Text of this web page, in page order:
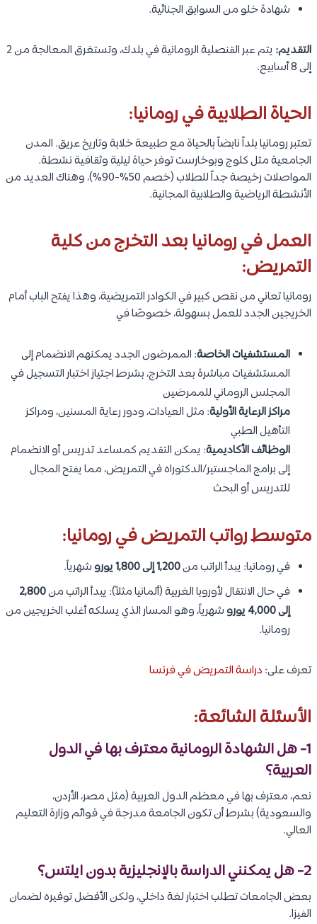
شهادة خلو من السوابق الجنائية.
التقديم:
يتم عبر القنصلية الرومانية في بلدك، وتستغرق المعالجة من 2
إلى 8 أسابيع.
الحياة الطلابية في رومانيا:
تعتبر رومانيا بلداً نابضاً بالحياة مع طبيعة خلابة وتاريخ عريق. المدن
الجامعية مثل كلوج وبوخارست توفر حياة ليلية وثقافية نشطة.
المواصلات رخيصة جداً للطلاب (خصم 50%-90%)، وهناك العديد من
الأنشطة الرياضية والطلابية المجانية.
العمل في رومانيا بعد التخرج من كلية
التمريض:
رومانيا تعاني من نقص كبير في الكوادر التمريضية، وهذا يفتح الباب أمام
الخريجين الجدد للعمل بسهولة، خصوصًا في
المستشفيات الخاصة: الممرضون الجدد يمكنهم الانضمام إلى
المستشفيات مباشرة بعد التخرج، بشرط اجتياز اختبار التسجيل في
المجلس الروماني للممرضين
مراكز الرعاية الأولية: مثل العيادات، ودور رعاية المسنين، ومراكز
التأهيل الطبي
الوظائف الأكاديمية: يمكن التقديم كمساعد تدريس أو الانضمام
إلى برامج الماجستير/الدكتوراه في التمريض، مما يفتح المجال
للتدريس أو البحث
متوسط رواتب التمريض في رومانيا:
في رومانيا: يبدأ الراتب من1,200 إلى 1,800 يورو
شهرياً.
في حال الانتقال لأوروبا الغربية (ألمانيا مثلاً): يبدأ الراتب من2,800
إلى 4,000 يورو
شهرياً، وهو المسار الذي يسلكه أغلب الخريجين من
رومانيا.
تعرف على: دراسة التمريض في فرنسا
الأسئلة الشائعة:
1- هل الشهادة الرومانية معترف بها في الدول
العربية؟
نعم، معترف بها في معظم الدول العربية (مثل مصر، الأردن،
والسعودية) بشرط أن تكون الجامعة مدرجة في قوائم وزارة التعليم
العالي.
2- هل يمكنني الدراسة بالإنجليزية بدون ايلتس؟
بعض الجامعات تطلب اختبار لغة داخلي، ولكن الأفضل توفيره لضمان
الفيزا.